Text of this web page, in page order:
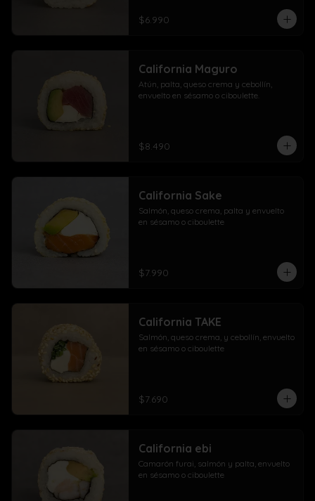
$6.990
California Maguro
Atún, palta, queso crema y cebollín,
envuelto en sésamo o ciboulette.
$8.490
California Sake
Salmón, queso crema, palta y envuelto
en sésamo o ciboulette
$7.990
California TAKE
Salmón, queso crema, y cebollín, envuelto
en sésamo o ciboulette
$7.690
California ebi
Camarón furai, salmón y palta, envuelto
en sésamo o ciboulette